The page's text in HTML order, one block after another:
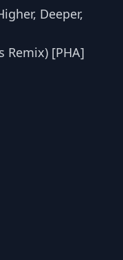
Deeper,
Remix) [PHA]